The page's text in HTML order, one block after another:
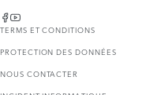
TERMS ET CONDITIONS
PROTECTION DES DONNÉES
NOUS CONTACTER